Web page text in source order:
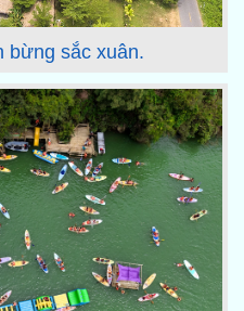
bừng sắc xuân.